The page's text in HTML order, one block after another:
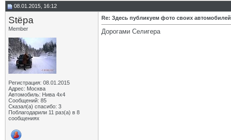
08.01.2015, 16:12
Stёpa
Member
Регистрация: 08.01.2015
Адрес: Москва
Автомобиль: Нива 4х4
Сообщений: 85
Сказал(а) спасибо: 3
Поблагодарили 11 раз(а) в 8
сообщениях
Re: Здесь публикуем фото своих автомобилей
Дорогами Селигера